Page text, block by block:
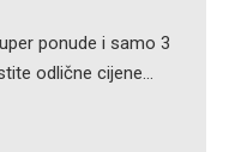
ponude i samo 3
odlične cijene…